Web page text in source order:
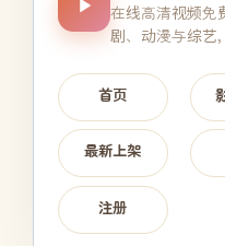
在线高清视频免
剧、动漫与综艺
首页
最新上架
注册